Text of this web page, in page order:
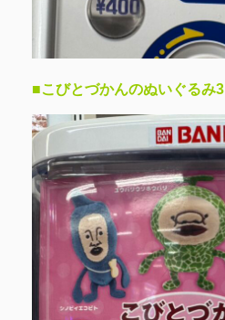
■こびとづかんのぬいぐるみ3